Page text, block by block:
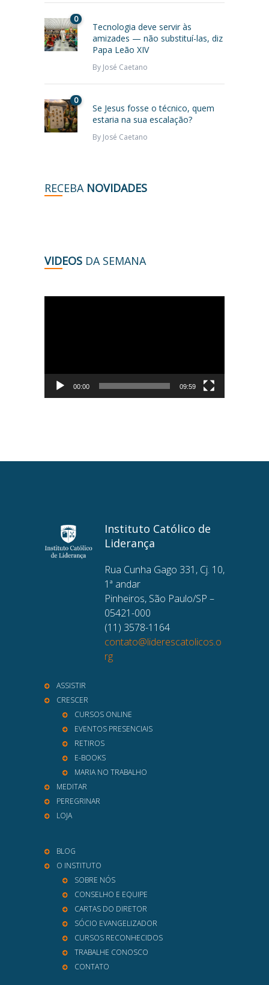
0
Tecnologia deve servir às
amizades — não substituí-las, diz
Papa Leão XIV
By José Caetano
0
Se Jesus fosse o técnico, quem
estaria na sua escalação?
By José Caetano
RECEBA NOVIDADES
VIDEOS DA SEMANA
00:00 09:59
Instituto Católico de
Liderança
Rua Cunha Gago 331, Cj. 10,
1ª andar
Pinheiros, São Paulo/SP –
05421-000
(11) 3578-1164
contato@liderescatolicos.o
rg
ASSISTIR
CRESCER
CURSOS ONLINE
EVENTOS PRESENCIAIS
RETIROS
E-BOOKS
MARIA NO TRABALHO
MEDITAR
PEREGRINAR
LOJA
BLOG
O INSTITUTO
SOBRE NÓS
CONSELHO E EQUIPE
CARTAS DO DIRETOR
SÓCIO EVANGELIZADOR
CURSOS RECONHECIDOS
TRABALHE CONOSCO
CONTATO